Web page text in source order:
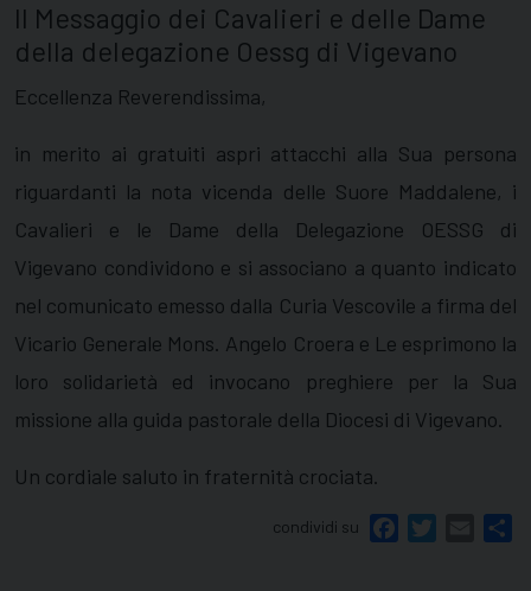
Il Messaggio dei Cavalieri e delle Dame
della delegazione Oessg di Vigevano
Eccellenza Reverendissima,
in merito ai gratuiti aspri attacchi alla Sua persona
riguardanti la nota vicenda delle Suore Maddalene, i
Cavalieri e le Dame della Delegazione OESSG di
Vigevano condividono e si associano a quanto indicato
nel comunicato emesso dalla Curia Vescovile a firma del
Vicario Generale Mons. Angelo Croera e Le esprimono la
loro solidarietà ed invocano preghiere per la Sua
missione alla guida pastorale della Diocesi di Vigevano.
Un cordiale saluto in fraternità crociata.
condividi su FacebookTwitterEmail